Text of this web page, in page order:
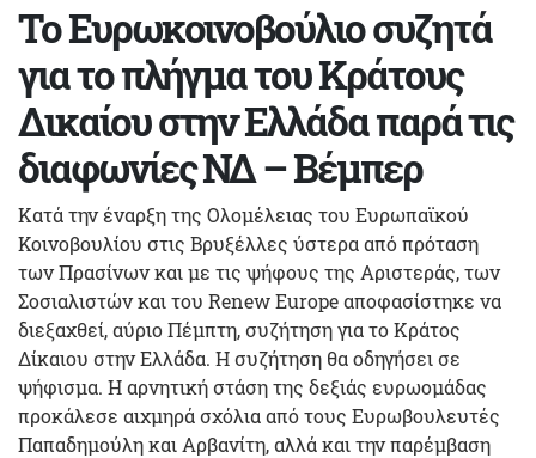
To Ευρωκοινοβούλιο συζητά
για το πλήγμα του Κράτους
Δικαίου στην Ελλάδα παρά τις
διαφωνίες ΝΔ – Βέμπερ
Κατά την έναρξη της Ολομέλειας του Ευρωπαϊκού
Κοινοβουλίου στις Βρυξέλλες ύστερα από πρόταση
των Πρασίνων και με τις ψήφους της Αριστεράς, των
Σοσιαλιστών και του Renew Europe αποφασίστηκε να
διεξαχθεί, αύριο Πέμπτη, συζήτηση για το Κράτος
Δίκαιου στην Ελλάδα. Η συζήτηση θα οδηγήσει σε
ψήφισμα. H αρνητική στάση της δεξιάς ευρωομάδας
προκάλεσε αιχμηρά σχόλια από τους Ευρωβουλευτές
Παπαδημούλη και Αρβανίτη, αλλά και την παρέμβαση